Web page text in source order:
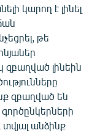
կարող է լինել
թե
լինեին
զբաղված են
անձինք